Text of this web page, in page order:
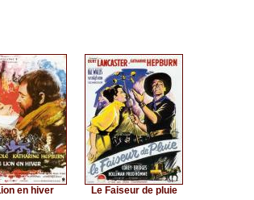
en hiver Le Faiseur de pluie